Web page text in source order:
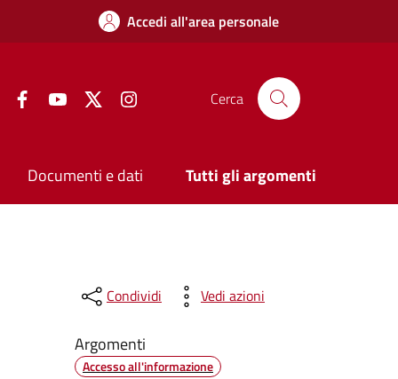
Accedi all'area personale
FacebookYouTube Twitter Cerca
Documenti e dati Tutti gli argomenti
Condividi Vedi azioni
Argomenti
Accesso all'informazione